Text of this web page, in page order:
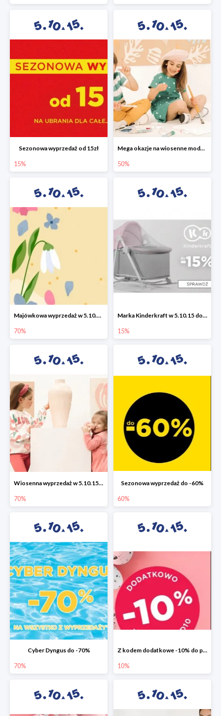
Sezonowa wyprzedaż od 15zł
15%
Mega okazje na wiosenne modele w 5.10.15 do -50%
50%
Majówkowa wyprzedaż w 5.10.15 do -70%
70%
Marka Kinderkraft w 5.10.15 do -15%
15%
Wiosenna wyprzedaż w 5.10.15 do -70%
70%
Sezonowa wyprzedaż do -60%
60%
Cyber Dyngus do -70%
70%
Z kodem dodatkowe -10% do promocji -50%!
10%